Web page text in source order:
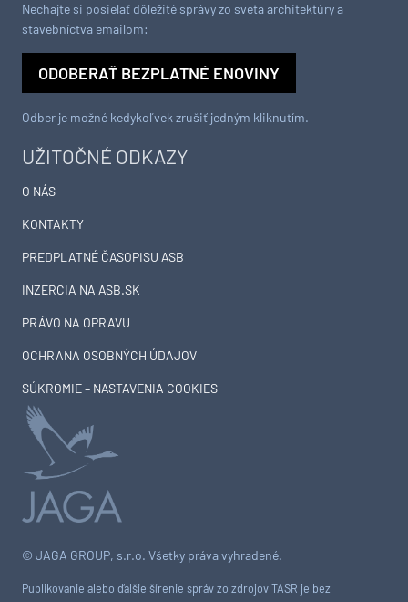
© JAGA GROUP, s.r.o. Všetky práva vyhradené.
Publikovanie alebo ďalšie šírenie správ zo zdrojov TASR je bez
UŽITOČNÉ ODKAZY
O NÁS
KONTAKTY
PREDPLATNÉ ČASOPISU ASB
INZERCIA NA ASB.SK
PRÁVO NA OPRAVU
OCHRANA OSOBNÝCH ÚDAJOV
SÚKROMIE – NASTAVENIA COOKIES
Nechajte si posielať dôležité správy zo sveta architektúry a
stavebníctva emailom:
ODOBERAŤ BEZPLATNÉ ENOVINY
Odber je možné kedykoľvek zrušiť jedným kliknutím.